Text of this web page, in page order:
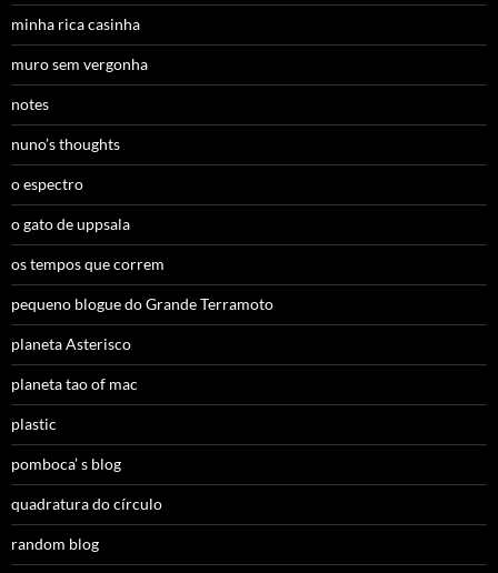
minha rica casinha
muro sem vergonha
notes
nuno’s thoughts
o espectro
o gato de uppsala
os tempos que correm
pequeno blogue do Grande Terramoto
planeta Asterisco
planeta tao of mac
plastic
pomboca’ s blog
quadratura do círculo
random blog